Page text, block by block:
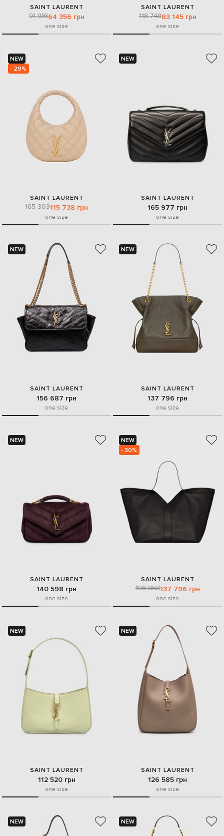
SAINT LAURENT
91 91664 356 грн
one size
SAINT LAURENT
118 74883 145 грн
one size
NEW
- 29%
SAINT LAURENT
165 303115 738 грн
one size
NEW
SAINT LAURENT
165 977 грн
one size
NEW
SAINT LAURENT
156 687 грн
one size
NEW
SAINT LAURENT
137 796 грн
one size
NEW
SAINT LAURENT
140 598 грн
one size
NEW
- 30%
SAINT LAURENT
196 858137 796 грн
one size
NEW
SAINT LAURENT
112 520 грн
one size
NEW
SAINT LAURENT
126 585 грн
one size
NEW NEW